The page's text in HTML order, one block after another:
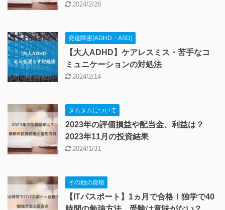
2024/2/28
発達障害(ADHD・ASD)
【大人ADHD】ケアレスミス・苦手なコ
ミュニケーションの対処法
2024/2/14
タムタムについて
2023年の評価損益や配当金、利益は？
2023年11月の投資結果
2024/1/31
その他の資格
【ITパスポート】1ヵ月で合格！独学で40